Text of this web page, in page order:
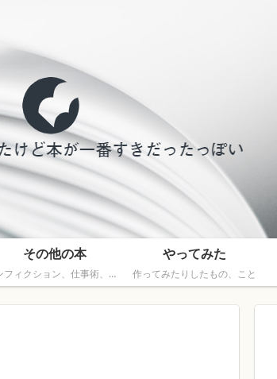
その他の本
ノンフィクション、仕事術、文芸以外の本
やってみた
作ってみたりしたもの、こと